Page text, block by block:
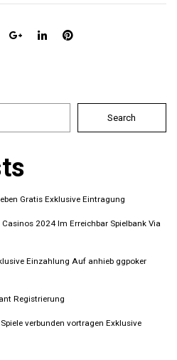
Search
Gratis Exklusive Eintragung
2024 Im Erreichbar Spielbank Via
Einzahlung Auf anhieb ggpoker
Registrierung
verbunden vortragen Exklusive